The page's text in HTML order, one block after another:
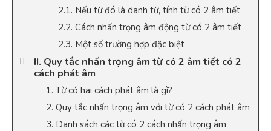
2.1. Nếu từ đó là danh từ, tính từ có 2 âm tiết
2.2. Cách nhấn trọng âm động từ có 2 âm tiết
2.3. Một số trường hợp đặc biệt
II. Quy tắc nhấn trọng âm từ có 2 âm tiết có 2
cách phát âm
1. Từ có hai cách phát âm là gì?
2. Quy tắc nhấn trọng âm với từ có 2 cách phát âm
3. Danh sách các từ có 2 cách nhấn trọng âm